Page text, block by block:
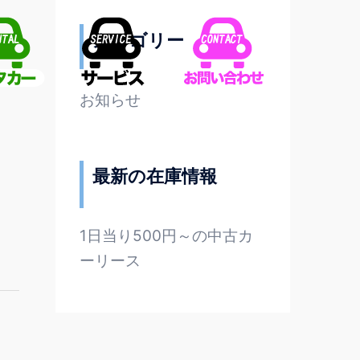
カテゴリー
お知らせ
最新の在庫情報
1日当り500円～の中古カ
ーリース